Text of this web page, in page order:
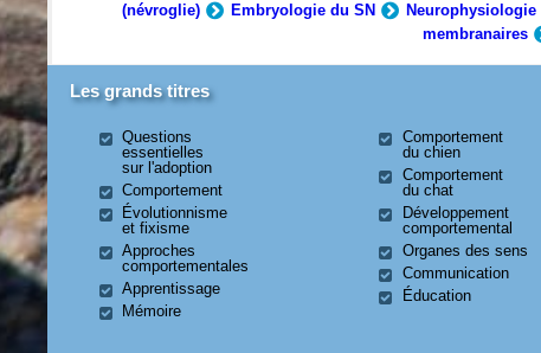
(névroglie)
Embryologie du SN Neurophysiologie
membranaires
Les grands titres
Questions
essentielles
sur l'adoption
Comportement
Évolutionnisme
et fixisme
Approches
comportementales
Apprentissage
Mémoire
Comportement
du chien
Comportement
du chat
Développement
comportemental
Organes des sens
Communication
Éducation